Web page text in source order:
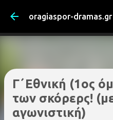
Μετάβαση
oragiaspor-dramas.gr
Γ΄Εθνική (1ος
των σκόρερς!
αγωνιστική)